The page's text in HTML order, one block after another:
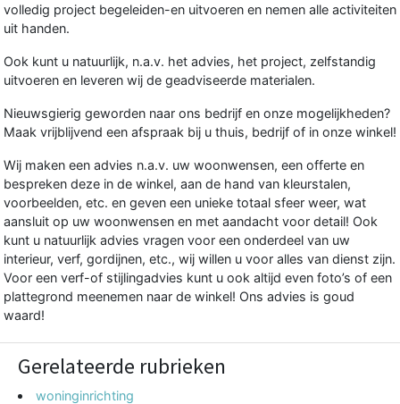
volledig project begeleiden-en uitvoeren en nemen alle activiteiten
uit handen.
Ook kunt u natuurlijk, n.a.v. het advies, het project, zelfstandig
uitvoeren en leveren wij de geadviseerde materialen.
Nieuwsgierig geworden naar ons bedrijf en onze mogelijkheden?
Maak vrijblijvend een afspraak bij u thuis, bedrijf of in onze winkel!
Wij maken een advies n.a.v. uw woonwensen, een offerte en
bespreken deze in de winkel, aan de hand van kleurstalen,
voorbeelden, etc. en geven een unieke totaal sfeer weer, wat
aansluit op uw woonwensen en met aandacht voor detail! Ook
kunt u natuurlijk advies vragen voor een onderdeel van uw
interieur, verf, gordijnen, etc., wij willen u voor alles van dienst zijn.
Voor een verf-of stijlingadvies kunt u ook altijd even foto’s of een
plattegrond meenemen naar de winkel! Ons advies is goud
waard!
Gerelateerde rubrieken
woninginrichting